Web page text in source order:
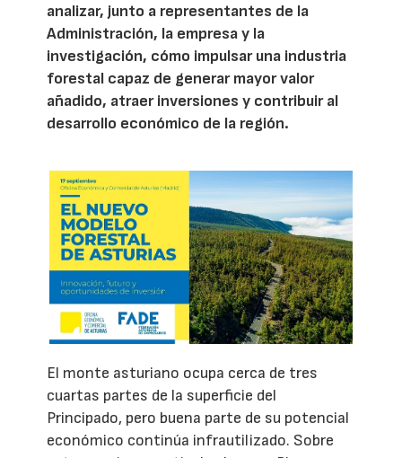
analizar, junto a representantes de la
Administración, la empresa y la
investigación, cómo impulsar una industria
forestal capaz de generar mayor valor
añadido, atraer inversiones y contribuir al
desarrollo económico de la región.
El monte asturiano ocupa cerca de tres
cuartas partes de la superficie del
Principado, pero buena parte de su potencial
económico continúa infrautilizado. Sobre